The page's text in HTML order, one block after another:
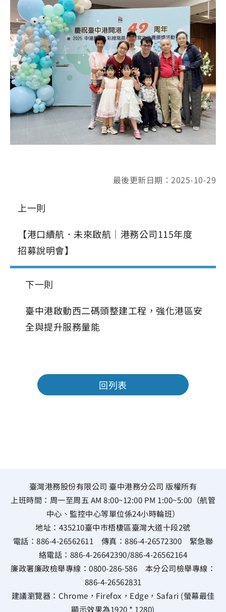
最後更新日期：2025-10-29
上一則
【港口續航．未來啟航｜港務公司115年度
招募說明會】
下一則
臺中港啟動西二碼頭整建工程，強化港區安
全與提升服務量能
回列表
臺灣港務股份有限公司 臺中港務分公司 版權所有
上班時間：周一至周五 AM 8:00~12:00 PM 1:00~5:00（航管
中心、監控中心等單位係24小時輪班）
地址： 435210臺中市梧棲區臺灣大道十段2號
電話：886-4-26562611 傳真：886-4-26572300 緊急聯
絡電話： 886-4-26642390/886-4-26562164
廉政署廉政檢舉專線： 0800-286-586 本分公司檢舉專線：
886-4-26562831
建議瀏覽器：Chrome，Firefox，Edge，Safari (螢幕最佳
顯示效果為1920 * 1280)